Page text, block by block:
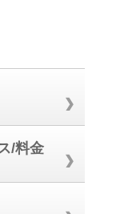
/料金